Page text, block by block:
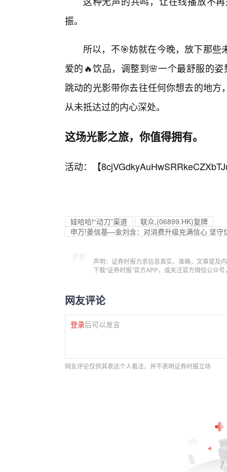
振。
所以，不🎯妨就在今晚，放下那
爱的🔥饮品，调整到🌸一个最舒服的
跳动的光影带你去往任何你想去的地
从未抵达过的内心深处。
这场光影之旅，你值得拥有。
活动：【
娃哈哈!“动刀”渠道
联众,(06899.HK)复牌
申万!菱信基—金刘含：对消费升级充满信心 坚守
声明：证券时报力求信息真实、准确，文章提及
下载“证券时报”官方APP，或关注官方微信公众
网友评论
登录后可以发言
网友评论仅供其表达个人看法，并不表明证券时报立场